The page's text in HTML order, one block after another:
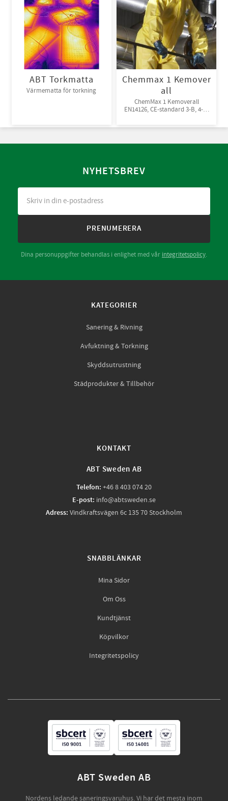
ABT Torkmatta
Värmematta för torkning
Chemmax 1 Kemover
all
ChemMax 1 Kemoverall
EN14126, CE-standard 3-B, 4-B,
NYHETSBREV
PRENUMERERA
Dina personuppgifter behandlas i enlighet med vår integritetspolicy.
KATEGORIER
Sanering & Rivning
Avfuktning & Torkning
Skyddsutrustning
Städprodukter & Tillbehör
KONTAKT
ABT Sweden AB
Telefon: +46 8 403 074 20
E-post: info@abtsweden.se
Adress: Vindkraftsvägen 6c 135 70 Stockholm
SNABBLÄNKAR
Mina Sidor
Om Oss
Kundtjänst
Köpvilkor
Integritetspolicy
ABT Sweden AB
Nordens ledande saneringsvaruhus. Vi har det mesta inom